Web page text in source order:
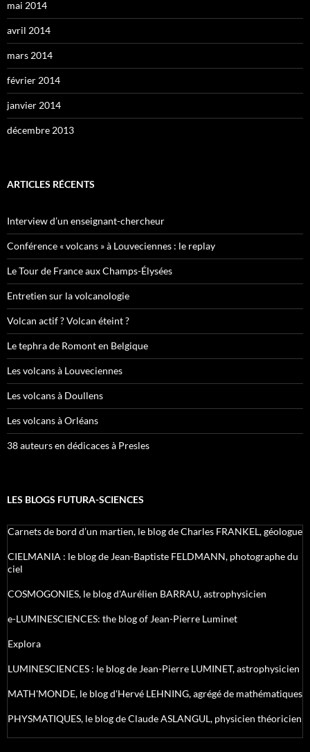
mai 2014
avril 2014
mars 2014
février 2014
janvier 2014
décembre 2013
ARTICLES RÉCENTS
Interview d’un enseignant-chercheur
Conférence « volcans » à Louveciennes : le replay
Le Tour de France aux Champs-Élysées
Entretien sur la volcanologie
Volcan actif ? Volcan éteint ?
Le tephra de Romont en Belgique
Les volcans à Louveciennes
Les volcans à Doullens
Les volcans à Orléans
38 auteurs en dédicaces à Presles
LES BLOGS FUTURA-SCIENCES
Carnets de bord d’un martien, le blog de Charles FRANKEL, géologue
CIELMANIA : le blog de Jean-Baptiste FELDMANN, photographe du
ciel
COSMOGONIES, le blog d'Aurélien BARRAU, astrophysicien
e-LUMINESCIENCES: the blog of Jean-Pierre Luminet
Explora
LUMINESCIENCES : le blog de Jean-Pierre LUMINET, astrophysicien
MATH'MONDE, le blog d'Hervé LEHNING, agrégé de mathématiques
PHYSMATIQUES, le blog de Claude ASLANGUL, physicien théoricien